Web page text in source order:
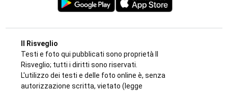
Il Risveglio
Testi e foto qui pubblicati sono proprietà Il
Risveglio; tutti i diritti sono riservati.
L'utilizzo dei testi e delle foto online è, senza
autorizzazione scritta, vietato (legge